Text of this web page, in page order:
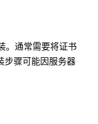
。通常需要将证书
步骤可能因服务器